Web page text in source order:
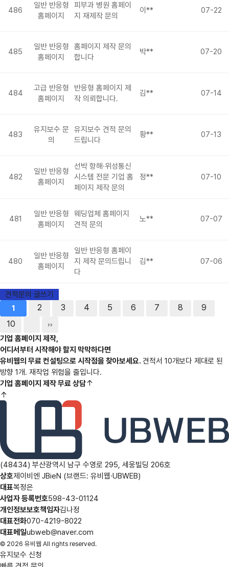
486
일반 반응형
홈페이지
피부과 병원 홈페이
지 재제작 문의
이** 07-22
485
일반 반응형
홈페이지
홈페이지 제작 문의
합니다
박** 07-20
484
고급 반응형
홈페이지
반응형 홈페이지 제
작 의뢰합니다.
김** 07-14
483
유지보수 문
의
유지보수 견적 문의
드립니다
황** 07-13
482
일반 반응형
홈페이지
선박 항해·위성통신
시스템 전문 기업 홈
페이지 제작 문의
정** 07-10
481
일반 반응형
홈페이지
웨딩업체 홈페이지
견적 문의
노** 07-07
480
일반 반응형
홈페이지
일반 반응형 홈페이
지 제작 문의드립니
다
김** 07-06
견적문의 글쓰기
1
2 3 4 5 6 7 8
9
10
기업 홈페이지 제작,
어디서부터 시작해야 할지 막막하다면
유비웹의 무료 컨설팅으로 시작점을 찾아보세요. 견적서 10개보다 제대로 된
방향 1개. 재작업 위험을 줄입니다.
기업 홈페이지 제작 무료 상담
(48434) 부산광역시 남구 수영로 295, 세웅빌딩 206호
상호제이비엔 JBieN (브랜드: 유비웹·UBWEB)
대표복정은
사업자 등록번호598-43-01124
개인정보보호책임자김나정
대표전화070-4219-8022
대표메일ubweb@naver.com
© 2026 유비웹 All rights reserved.
유지보수 신청